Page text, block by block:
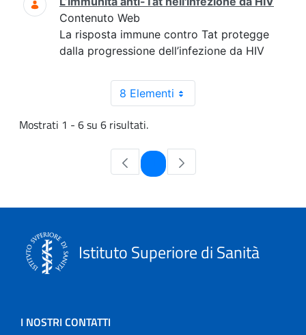
Contenuto Web
La risposta immune contro Tat protegge
dalla progressione dell’infezione da HIV
8 Elementi
Mostrati 1 - 6 su 6 risultati.
Pagina
Istituto Superiore di Sanità
I NOSTRI CONTATTI